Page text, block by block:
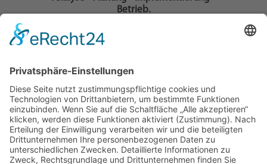
Betrieb.
Dienstleister und Full-Service-Webagentur, mit
zielgerichteter IT-Beratung und Cloud-
Informationen
Homepage
Impressum
Datenschutzerklärung
Kontakt